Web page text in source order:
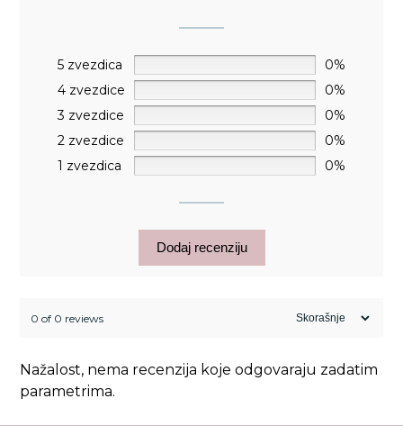
5 zvezdica
0%
4 zvezdice
0%
3 zvezdice
0%
2 zvezdice
0%
1 zvezdica
0%
Dodaj recenziju
0 of 0 reviews
Nažalost, nema recenzija koje odgovaraju zadatim
parametrima.